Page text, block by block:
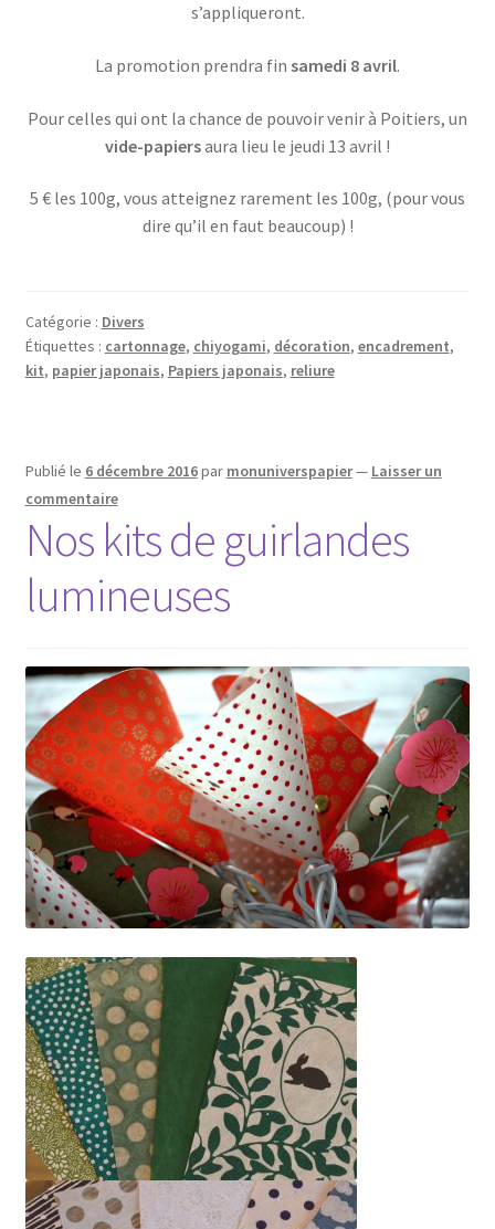
s’appliqueront.
La promotion prendra fin samedi 8 avril.
Pour celles qui ont la chance de pouvoir venir à Poitiers, un
vide-papiersaura lieu le jeudi 13 avril !
5 € les 100g, vous atteignez rarement les 100g, (pour vous
dire qu’il en faut beaucoup) !
Catégorie : Divers
Étiquettes : cartonnage, chiyogami, décoration, encadrement,
kit, papier japonais, Papiers japonais, reliure
Publié le 6 décembre 2016par monuniverspapier— Laisser un
commentaire
Nos kits de guirlandes
lumineuses